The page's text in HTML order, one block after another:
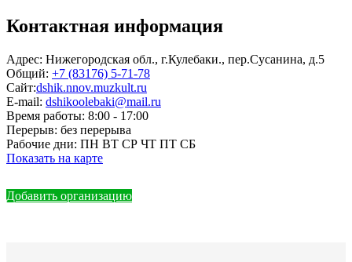
Контактная информация
Адрес: Нижегородская обл., г.Кулебаки., пер.Сусанина, д.5
Общий: +7 (83176) 5-71-78
Сайт:dshik.nnov.muzkult.ru
E-mail: dshikoolebaki@mail.ru
Время работы: 8:00 - 17:00
Перерыв: без перерыва
Рабочие дни: ПН ВТ СР ЧТ ПТ СБ
Показать на карте
Добавить организацию